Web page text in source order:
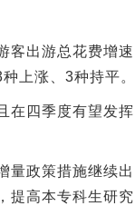
出游总花费增速
上涨、3种持平。
四季度有望发挥
政策措施继续出
提高本专科生研究